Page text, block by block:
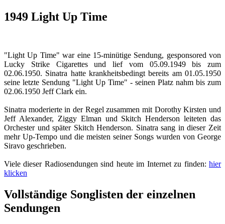
1949 Light Up Time
"Light Up Time" war eine 15-minütige Sendung, gesponsored von
Lucky Strike Cigarettes und lief vom 05.09.1949 bis zum
02.06.1950. Sinatra hatte krankheitsbedingt bereits am 01.05.1950
seine letzte Sendung "Light Up Time" - seinen Platz nahm bis zum
02.06.1950 Jeff Clark ein.
Sinatra moderierte in der Regel zusammen mit Dorothy Kirsten und
Jeff Alexander, Ziggy Elman und Skitch Henderson leiteten das
Orchester und später Skitch Henderson. Sinatra sang in dieser Zeit
mehr Up-Tempo und die meisten seiner Songs wurden von George
Siravo geschrieben.
Viele dieser Radiosendungen sind heute im Internet zu finden: hier
klicken
Vollständige Songlisten der einzelnen
Sendungen